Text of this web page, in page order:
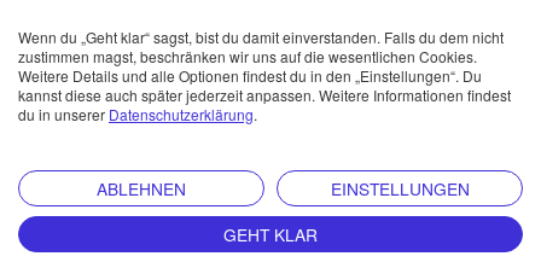
Wenn du „Geht klar“ sagst, bist du damit einverstanden. Falls du dem nicht
zustimmen magst, beschränken wir uns auf die wesentlichen Cookies.
Weitere Details und alle Optionen findest du in den „Einstellungen“. Du
kannst diese auch später jederzeit anpassen. Weitere Informationen findest
du in unserer Datenschutzerklärung.
ABLEHNEN
EINSTELLUNGEN
GEHT KLAR